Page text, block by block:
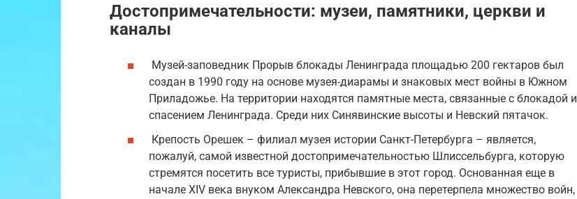
Достопримечательности: музеи, памятники, церкви и
каналы
Музей-заповедник Прорыв блокады Ленинграда площадью 200 гектаров был
создан в 1990 году на основе музея-диарамы и знаковых мест войны в Южном
Приладожье. На территории находятся памятные места, связанные с блокадой и
спасением Ленинграда. Среди них Синявинские высоты и Невский пятачок.
Крепость Орешек – филиал музея истории Санкт-Петербурга – является,
пожалуй, самой известной достопримечательностью Шлиссельбурга, которую
стремятся посетить все туристы, прибывшие в этот город. Основанная еще в
начале XIV века внуком Александра Невского, она перетерпела множество войн,